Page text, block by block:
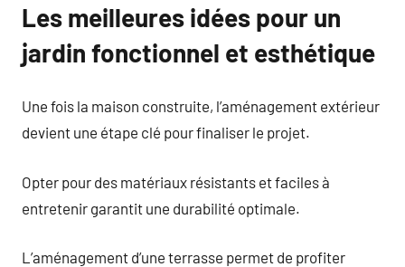
Les meilleures idées pour un
jardin fonctionnel et esthétique
Une fois la maison construite, l’aménagement extérieur
devient une étape clé pour finaliser le projet.
Opter pour des matériaux résistants et faciles à
entretenir garantit une durabilité optimale.
L’aménagement d’une terrasse permet de profiter